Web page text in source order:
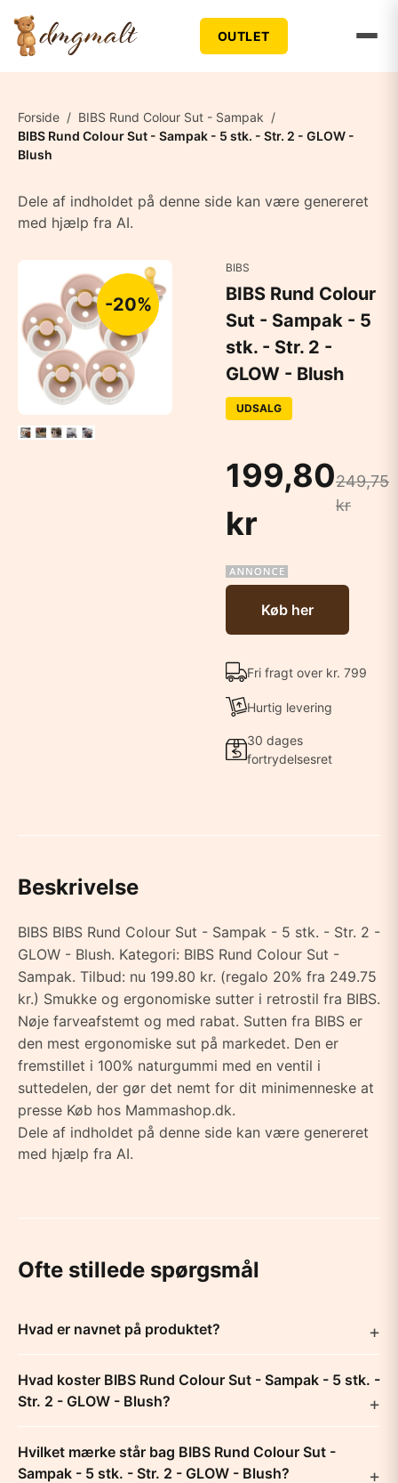
OUTLET
Forside / BIBS Rund Colour Sut - Sampak /
BIBS Rund Colour Sut - Sampak - 5 stk. - Str. 2 - GLOW -
Blush
Dele af indholdet på denne side kan være genereret
med hjælp fra AI.
-20%
BIBS
BIBS Rund Colour
Sut - Sampak - 5
stk. - Str. 2 -
GLOW - Blush
UDSALG
199,80
kr
249,75
kr
Køb her
Fri fragt over kr. 799
Hurtig levering
30 dages
fortrydelsesret
Beskrivelse
BIBS BIBS Rund Colour Sut - Sampak - 5 stk. - Str. 2 -
GLOW - Blush. Kategori: BIBS Rund Colour Sut -
Sampak. Tilbud: nu 199.80 kr. (regalo 20% fra 249.75
kr.) Smukke og ergonomiske sutter i retrostil fra BIBS.
Nøje farveafstemt og med rabat. Sutten fra BIBS er
den mest ergonomiske sut på markedet. Den er
fremstillet i 100% naturgummi med en ventil i
suttedelen, der gør det nemt for dit minimenneske at
presse Køb hos Mammashop.dk.
Dele af indholdet på denne side kan være genereret
med hjælp fra AI.
Ofte stillede spørgsmål
Hvad er navnet på produktet?
Hvad koster BIBS Rund Colour Sut - Sampak - 5 stk. -
Str. 2 - GLOW - Blush?
Hvilket mærke står bag BIBS Rund Colour Sut -
Sampak - 5 stk. - Str. 2 - GLOW - Blush?